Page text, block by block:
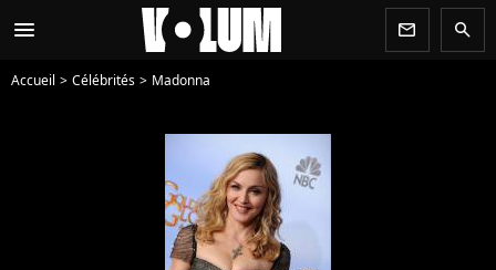
menu newsletter search
Accueil Célébrités Madonna